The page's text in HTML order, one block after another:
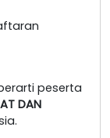
peserta
DAN